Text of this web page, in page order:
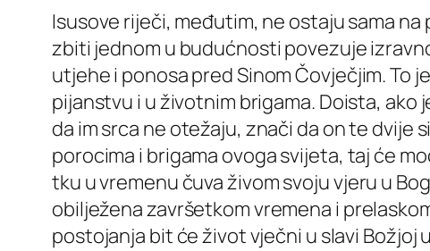
Isusove riječi, međutim, ne ostaju sama
zbiti jednom u budućnosti povezuje
utjehe i ponosa pred Sinom Čovječjim. To
pijanstvu i u životnim brigama. Doista, ako
da im srca ne otežaju, znači da on te dvije
porocima i brigama ovoga svijeta, taj će
tku u vremenu čuva živom svoju vjeru u
obilježena završetkom vremena i
postojanja bit će život vječni u slavi Božjoj